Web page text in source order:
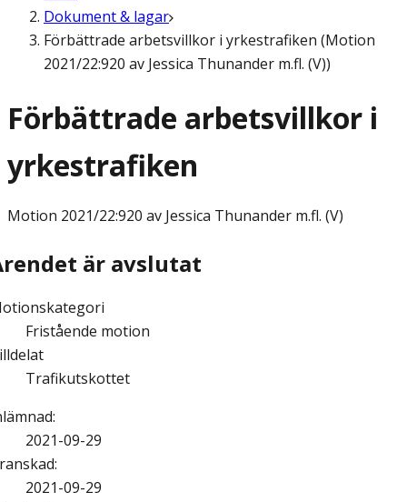
Dokument & lagar
Förbättrade arbetsvillkor i yrkestrafiken (Motion
2021/22:920 av Jessica Thunander m.fl. (V))
Förbättrade arbetsvillkor i
yrkestrafiken
Motion 2021/22:920 av Jessica Thunander m.fl. (V)
är avslutat
Fristående motion
Trafikutskottet
:
2021-09-29
:
2021-09-29